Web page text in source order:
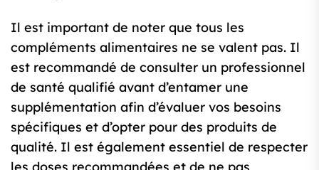
Il est important de noter que tous les
compléments alimentaires ne se valent pas. Il
est recommandé de consulter un professionnel
de santé qualifié avant d’entamer une
supplémentation afin d’évaluer vos besoins
spécifiques et d’opter pour des produits de
qualité. Il est également essentiel de respecter